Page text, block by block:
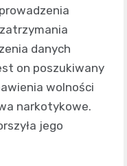
danych
on poszukiwany
wolności
narkotykowe.
jego